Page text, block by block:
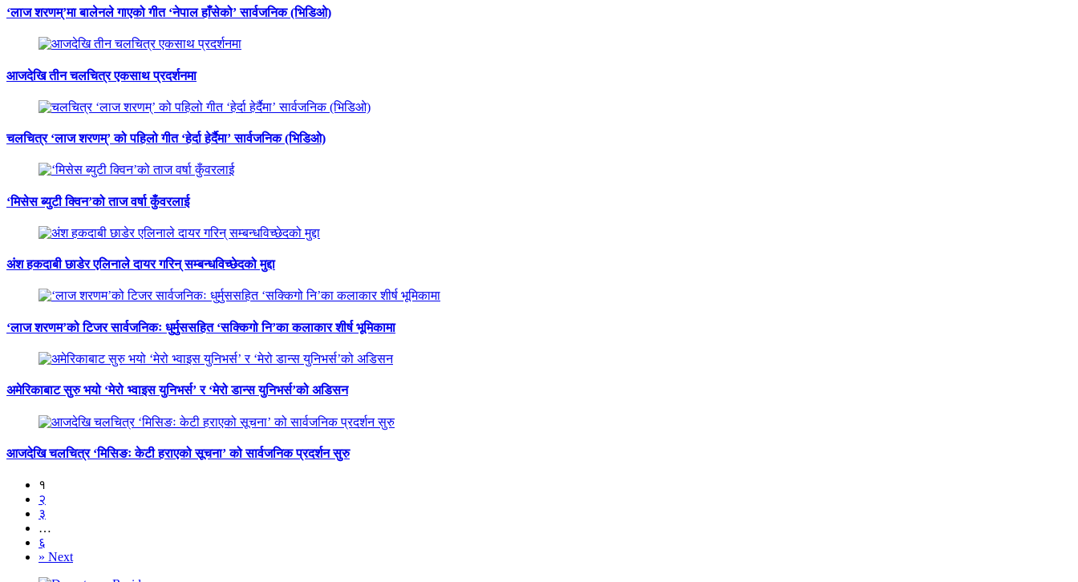
‘लाज शरणम्’मा बालेनले गाएको गीत ‘नेपाल हाँसेको’ सार्वजनिक (भिडिओ)
आजदेखि तीन चलचित्र एकसाथ प्रदर्शनमा
चलचित्र ‘लाज शरणम्’ को पहिलो गीत ‘हेर्दा हेर्दैमा’ सार्वजनिक (भिडिओ)
‘मिसेस ब्युटी क्विन’को ताज वर्षा कुँवरलाई
अंश हकदाबी छाडेर एलिनाले दायर गरिन् सम्बन्धविच्छेदको मुद्दा
‘लाज शरणम’को टिजर सार्वजनिकः धुर्मुससहित ‘सक्किगो नि’का कलाकार शीर्ष भूमिकामा
अमेरिकाबाट सुरु भयो ‘मेरो भ्वाइस युनिभर्स’ र ‘मेरो डान्स युनिभर्स’को अडिसन
आजदेखि चलचित्र ‘मिसिङः केटी हराएको सूचना’ को सार्वजनिक प्रदर्शन सुरु
१
२
३
…
६
» Next